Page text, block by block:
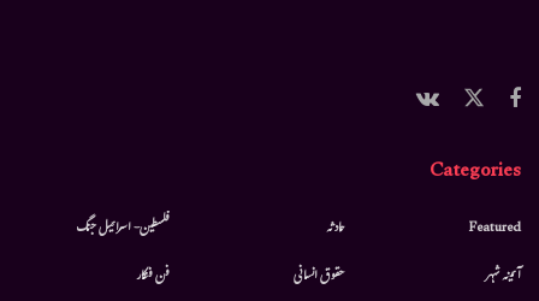
Categories
Featured
آئینہ شہر
حادثہ
حقوق انسانی
فلسطین- اسرائیل جنگ
فن فنکار